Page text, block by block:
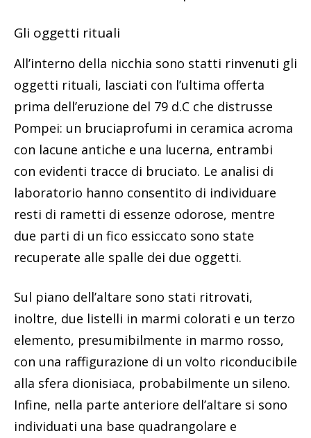
Gli oggetti rituali
All’interno della nicchia sono statti rinvenuti gli
oggetti rituali, lasciati con l’ultima offerta
prima dell’eruzione del 79 d.C che distrusse
Pompei: un bruciaprofumi in ceramica acroma
con lacune antiche e una lucerna, entrambi
con evidenti tracce di bruciato. Le analisi di
laboratorio hanno consentito di individuare
resti di rametti di essenze odorose, mentre
due parti di un fico essiccato sono state
recuperate alle spalle dei due oggetti.
Sul piano dell’altare sono stati ritrovati,
inoltre, due listelli in marmi colorati e un terzo
elemento, presumibilmente in marmo rosso,
con una raffigurazione di un volto riconducibile
alla sfera dionisiaca, probabilmente un sileno.
Infine, nella parte anteriore dell’altare si sono
individuati una base quadrangolare e